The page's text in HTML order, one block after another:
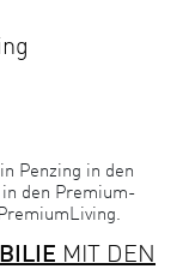
Penzing in den
den Premium-
MIT DEN